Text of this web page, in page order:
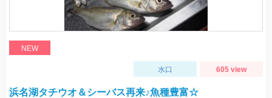
NEW
水口 605 view
浜名湖タチウオ＆シーバス再来♪魚種豊富☆